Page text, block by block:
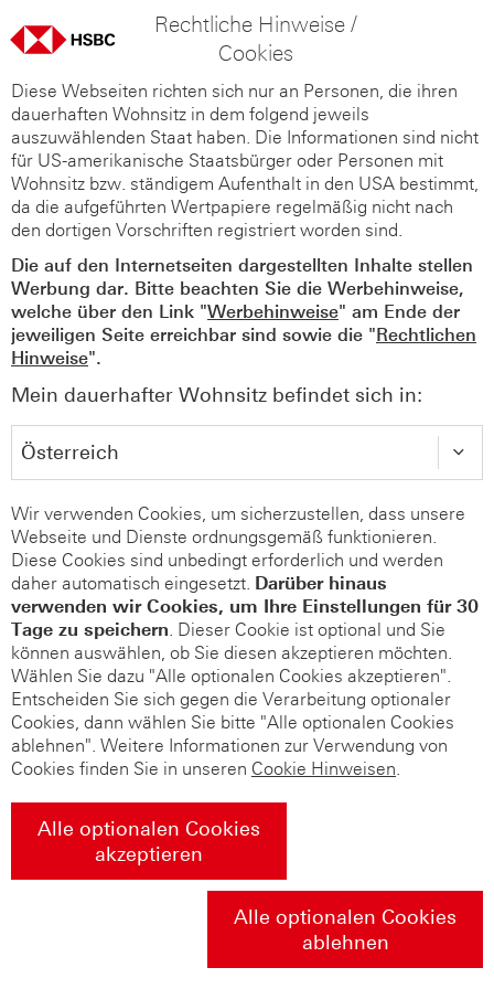
Rechtliche Hinweise /
Cookies
Diese Webseiten richten sich nur an Personen, die ihren
dauerhaften Wohnsitz in dem folgend jeweils
auszuwählenden Staat haben. Die Informationen sind nicht
für US-amerikanische Staatsbürger oder Personen mit
Wohnsitz bzw. ständigem Aufenthalt in den USA bestimmt,
da die aufgeführten Wertpapiere regelmäßig nicht nach
den dortigen Vorschriften registriert worden sind.
Die auf den Internetseiten dargestellten Inhalte stellen
Werbung dar. Bitte beachten Sie die Werbehinweise,
welche über den Link "Werbehinweise" am Ende der
jeweiligen Seite erreichbar sind sowie die "Rechtlichen
Hinweise".
Mein dauerhafter Wohnsitz befindet sich in:
Wir verwenden Cookies, um sicherzustellen, dass unsere
Webseite und Dienste ordnungsgemäß funktionieren.
Diese Cookies sind unbedingt erforderlich und werden
daher automatisch eingesetzt. Darüber hinaus
verwenden wir Cookies, um Ihre Einstellungen für 30
Tage zu speichern. Dieser Cookie ist optional und Sie
können auswählen, ob Sie diesen akzeptieren möchten.
Wählen Sie dazu "Alle optionalen Cookies akzeptieren".
Entscheiden Sie sich gegen die Verarbeitung optionaler
Cookies, dann wählen Sie bitte "Alle optionalen Cookies
ablehnen". Weitere Informationen zur Verwendung von
Cookies finden Sie in unseren Cookie Hinweisen.
Alle optionalen Cookies
akzeptieren
Alle optionalen Cookies
ablehnen